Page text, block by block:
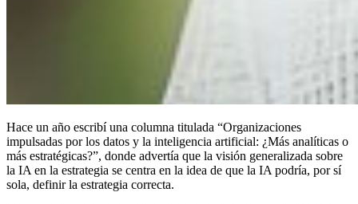
Hace un año escribí una columna titulada “Organizaciones
impulsadas por los datos y la inteligencia artificial: ¿Más analíticas o
más estratégicas?”, donde advertía que la visión generalizada sobre
la IA en la estrategia se centra en la idea de que la IA podría, por sí
sola, definir la estrategia correcta.